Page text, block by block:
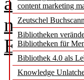
content marketing
Zeutschel
Bibliotheken
Bibliotheken für
Bibliothek 4.0 als
Knowledge